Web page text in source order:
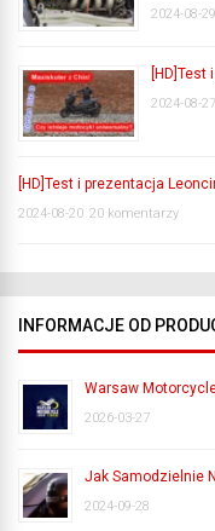
2024-08-29
2024-08-27
[HD]Test i prezentacja
2024-08-20 20 komentarzy
INFORMACJE OD
Warsaw
2026-03-27
Jak Samodzielnie
2024-09-28